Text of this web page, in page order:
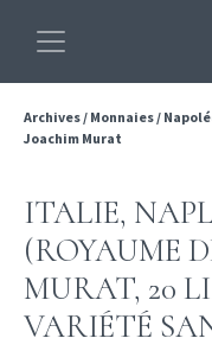
Archives/ Monnaies/
Joachim Murat
ITALIE,
(ROYAUME
MURAT, 20
VARIÉTÉ